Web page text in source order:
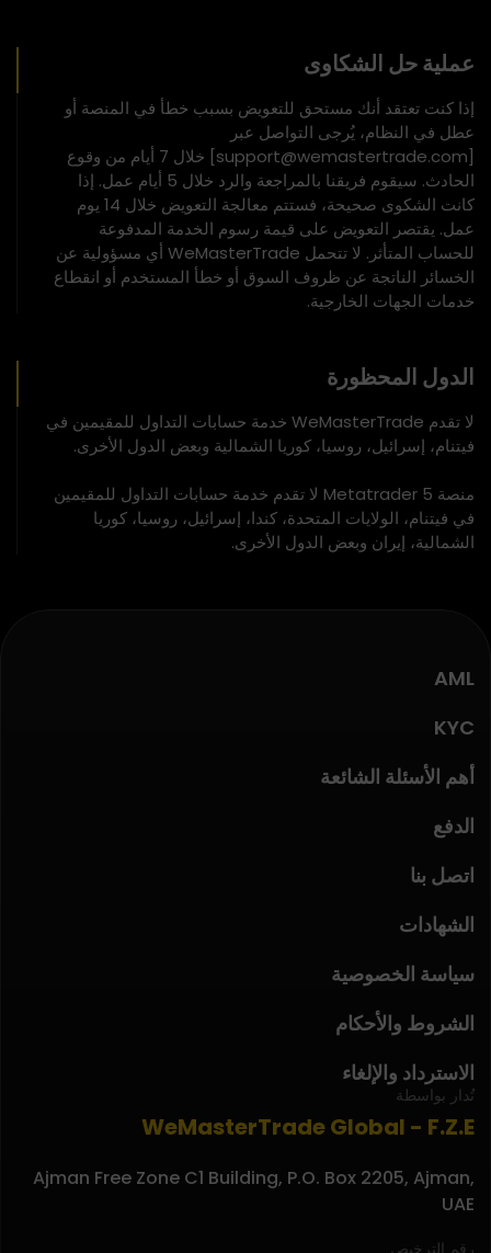
عملية حل الشكاوى
إذا كنت تعتقد أنك مستحق للتعويض بسبب خطأ في المنصة أو
عطل في النظام، يُرجى التواصل عبر
[support@wemastertrade.com] خلال 7 أيام من وقوع
الحادث. سيقوم فريقنا بالمراجعة والرد خلال 5 أيام عمل. إذا
كانت الشكوى صحيحة، فستتم معالجة التعويض خلال 14 يوم
عمل. يقتصر التعويض على قيمة رسوم الخدمة المدفوعة
للحساب المتأثر. لا تتحمل WeMasterTrade أي مسؤولية عن
الخسائر الناتجة عن ظروف السوق أو خطأ المستخدم أو انقطاع
خدمات الجهات الخارجية.
الدول المحظورة
لا تقدم WeMasterTrade خدمة حسابات التداول للمقيمين في
فيتنام، إسرائيل، روسيا، كوريا الشمالية وبعض الدول الأخرى.
منصة Metatrader 5 لا تقدم خدمة حسابات التداول للمقيمين
في فيتنام، الولايات المتحدة، كندا، إسرائيل، روسيا، كوريا
الشمالية، إيران وبعض الدول الأخرى.
تُدار بواسطة
WeMasterTrade Global - F.Z.E
Ajman Free Zone C1 Building, P.O. Box 2205, Ajman,
UAE
رقم الترخيص
AML
KYC
أهم الأسئلة الشائعة
الدفع
اتصل بنا
الشهادات
سياسة الخصوصية
الشروط والأحكام
الاسترداد والإلغاء